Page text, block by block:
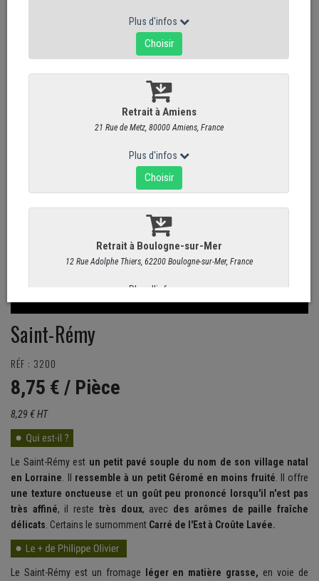
Saint-Rémy
RÉF : 3200
8,75 € / Pièce
8,29 € HT
Le Saint-Rémy est un petit pavé souple du nom de son village natal
en Lorraine. Il ressemble à un petit Géromé en moins fruité. Il offre
une texture onctueuse et un goût peu prononcé lorsqu'il n'est pas
très affiné, il reste très doux, avec des arômes de paille fraîche
délicats. Certains le surnomment Carré de l'Est à Croûte Lavée.
Le Saint-Rémy est un fromage léger en matière grasse, en voie de